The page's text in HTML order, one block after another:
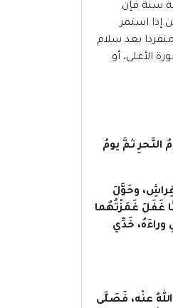
سنة فإن
إذا استمر
بعد سلام
الأعلى، أو
النَّحرِ ثمَّ يومُ
وحَوَّلَ
غَفَلَ غَمَزْتُهُما
وراءَهُ، خَدِّي
عنْه، فَصَلَّى